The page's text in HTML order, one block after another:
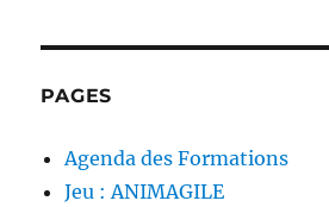
PAGES
Agenda des Formations
Jeu : ANIMAGILE